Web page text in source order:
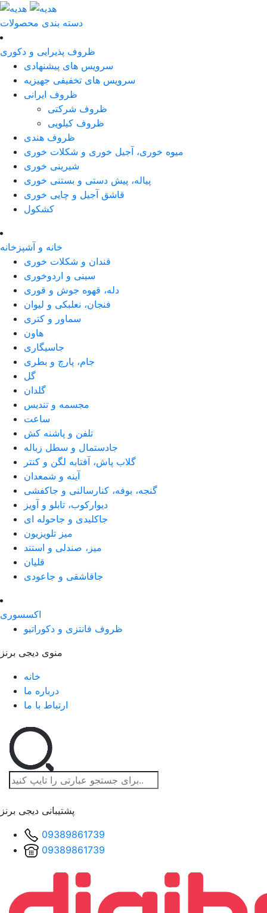
دسته بندی محصولات
ظروف پذیرایی و دکوری
سرویس های پیشنهادی
سرویس های تخفیفی جهیزیه
ظروف ایرانی
ظروف شرکتی
ظروف کیلویی
ظروف هندی
میوه خوری، آجیل خوری و شکلات خوری
شیرینی خوری
پیاله، پیش دستی و بستنی خوری
قاشق آجیل و چایی خوری
کشکول
خانه و آشپزخانه
قندان و شکلات خوری
سینی و اردوخوری
دله، قهوه جوش و قوری
فنجان، نعلبکی و لیوان
سماور و کتری
هاون
جاسیگاری
جام، پارچ و بطری
گل
گلدان
مجسمه و تندیس
ساعت
تلفن و پاشنه کش
جادستمال و سطل زباله
گلاب پاش، آفتابه لگن و کنتر
آینه و شمعدان
گنجه، بوفه، کنارسالنی و جاکفشی
دیوارکوب، تابلو و آویز
جاکلیدی و جاحوله ای
میز تلویزیون
میز، صندلی و استند
قلیان
جاقاشقی و جاعودی
اکسسوری
ظروف فانتزی و دکوراتیو
منوی دیجی برنز
خانه
درباره ما
ارتباط با ما
پشتیبانی دیجی برنز
09389861739
09389861739